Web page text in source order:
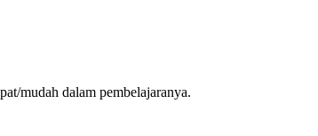
mudah dalam pembelajaranya.